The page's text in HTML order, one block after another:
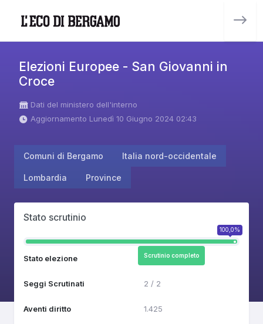
Elezioni Europee - San Giovanni in
Croce
Dati del ministero dell'interno
Aggiornamento Lunedì 10 Giugno 2024 02:43
Comuni di Bergamo Italia nord-occidentale
Lombardia Province
Stato scrutinio
100,0%
Stato elezione Scrutinio completo
Seggi Scrutinati 2 / 2
Aventi diritto 1.425